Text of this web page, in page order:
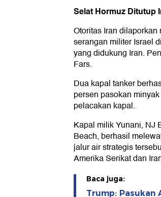
Selat Hormuz Ditutup
Otoritas Iran
serangan militer Israel
yang didukung Iran.
Fars.
Dua kapal tanker
persen pasokan
pelacakan kapal.
Kapal milik Yunani, NJ
Beach, berhasil
jalur air strategis
Amerika Serikat dan
Baca juga:
Trump: Pasukan